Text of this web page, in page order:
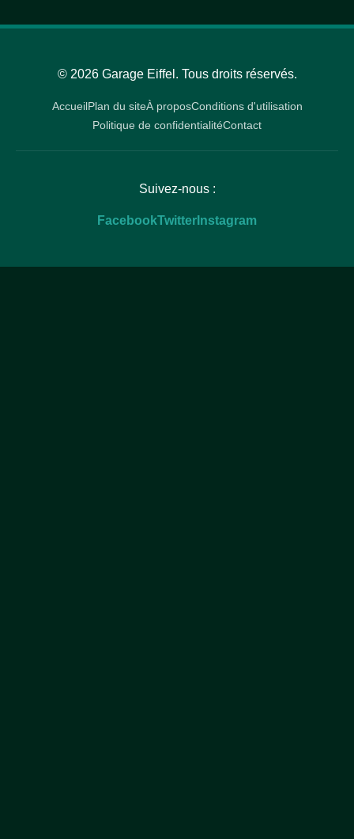
© 2026 Garage Eiffel. Tous droits réservés.
AccueilPlan du siteÀ proposConditions d'utilisation
Politique de confidentialitéContact
Suivez-nous :
FacebookTwitter Instagram